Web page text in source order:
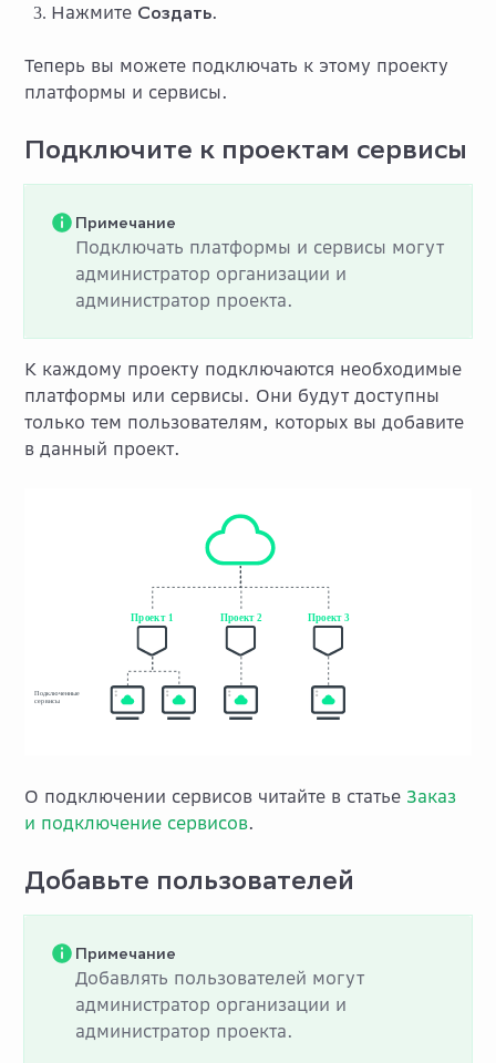
Нажмите Создать.
Теперь вы можете подключать к этому проекту
платформы и сервисы.
Подключите к проектам сервисы
Примечание
Подключать платформы и сервисы могут
администратор организации и
администратор проекта.
К каждому проекту подключаются необходимые
платформы или сервисы. Они будут доступны
только тем пользователям, которых вы добавите
в данный проект.
О подключении сервисов читайте в статье Заказ
и подключение сервисов.
Добавьте пользователей
Примечание
Добавлять пользователей могут
администратор организации и
администратор проекта.